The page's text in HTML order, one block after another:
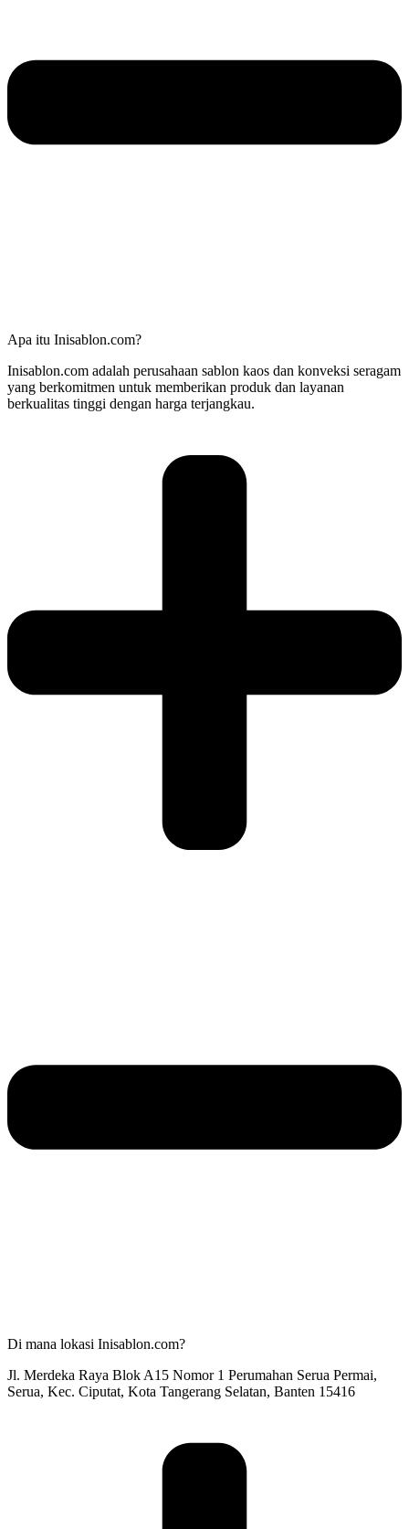
Apa itu Inisablon.com?
Inisablon.com adalah perusahaan sablon kaos dan konveksi seragam
yang berkomitmen untuk memberikan produk dan layanan
berkualitas tinggi dengan harga terjangkau.
Di mana lokasi Inisablon.com?
Jl. Merdeka Raya Blok A15 Nomor 1 Perumahan Serua Permai,
Serua, Kec. Ciputat, Kota Tangerang Selatan, Banten 15416